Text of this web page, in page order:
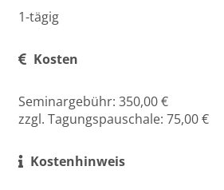
1-tägig
Kosten
Seminargebühr: 350,00 €
zzgl. Tagungspauschale: 75,00 €
Kostenhinweis